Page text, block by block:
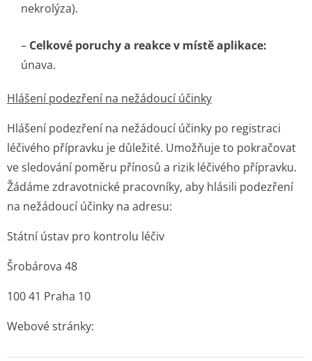
nekrolýza).
– Celkové poruchy a reakce v místě aplikace:
únava.
Hlášení podezření na nežádoucí účinky
Hlášení podezření na nežádoucí účinky po registraci
léčivého přípravku je důležité. Umožňuje to pokračovat
ve sledování poměru přínosů a rizik léčivého přípravku.
Žádáme zdravotnické pracovníky, aby hlásili podezření
na nežádoucí účinky na adresu:
Státní ústav pro kontrolu léčiv
Šrobárova 48
100 41 Praha 10
Webové stránky: